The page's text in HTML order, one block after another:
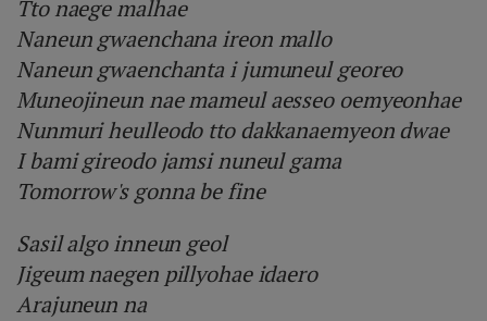
Tto naege malhae
Naneun gwaenchana ireon mallo
Naneun gwaenchanta i jumuneul georeo
Muneojineun nae mameul aesseo oemyeonhae
Nunmuri heulleodo tto dakkanaemyeon dwae
I bami gireodo jamsi nuneul gama
Tomorrow's gonna be fine
Sasil algo inneun geol
Jigeum naegen pillyohae idaero
Arajuneun na